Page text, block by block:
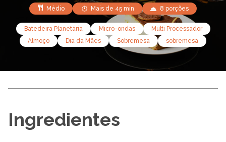
Médio Mais de 45 min 8 porções
Batedeira Planetária Micro-ondas
Multi Processador
Almoço
Dia da Mães Sobremesa sobremesa
Ingredientes